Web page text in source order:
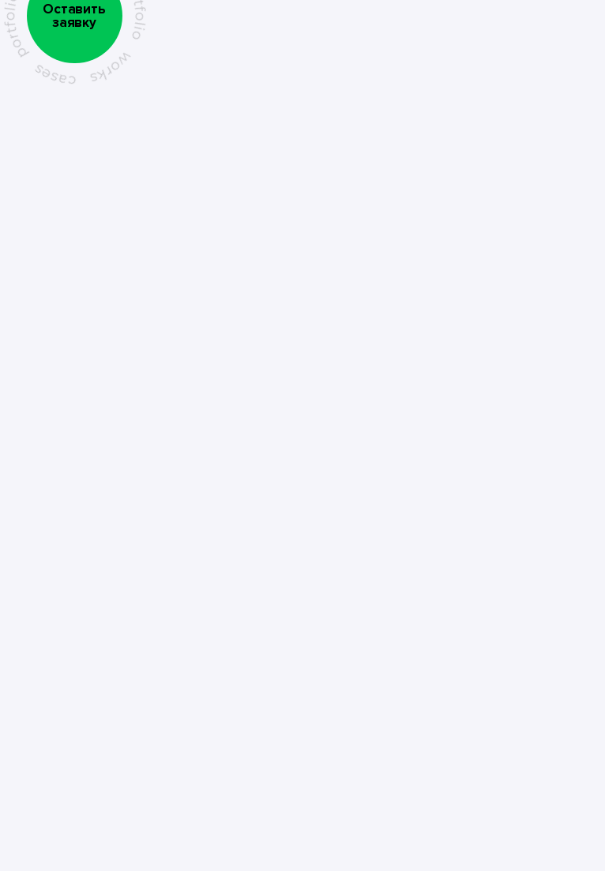
Оставить
заявку